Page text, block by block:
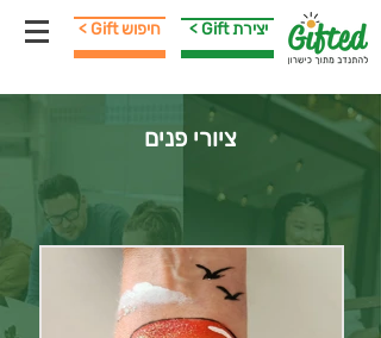
< Gift חיפוש < Gift יצירת
ציורי פנים